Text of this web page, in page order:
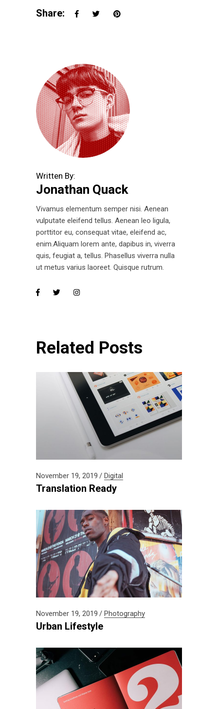
Share:
Written By:
Jonathan Quack
Vivamus elementum semper nisi. Aenean
vulputate eleifend tellus. Aenean leo ligula,
porttitor eu, consequat vitae, eleifend ac,
enim.Aliquam lorem ante, dapibus in, viverra
quis, feugiat a, tellus. Phasellus viverra nulla
ut metus varius laoreet. Quisque rutrum.
Related Posts
November 19, 2019 Digital
Translation Ready
November 19, 2019 Photography
Urban Lifestyle